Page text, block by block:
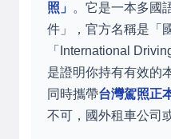
照」 。它是一本多國
件」，官方名稱是「
「International
是證明你持有有效的
同時攜帶台灣駕照正
不可，國外租車公司